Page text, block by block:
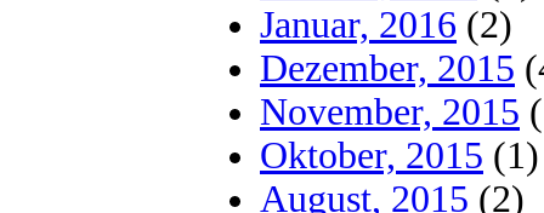
Januar, 2016 (2)
Dezember, 2015
November, 2015
Oktober, 2015 (1)
August, 2015 (2)